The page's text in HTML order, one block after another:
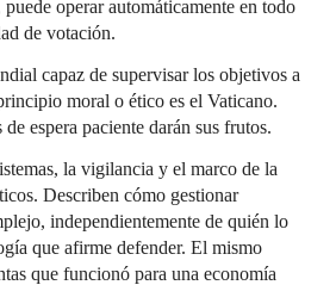
operar automáticamente en todo
de votación.
capaz de supervisar los objetivos a
moral o ético es el Vaticano.
espera paciente darán sus frutos.
la vigilancia y el marco de la
Describen cómo gestionar
independientemente de quién lo
que afirme defender. El mismo
que funcionó para una economía